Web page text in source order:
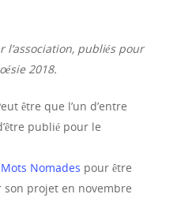
l’association, publiés pour
2018.
être que l’un d’entre
publié pour le
Nomades pour être
son projet en novembre